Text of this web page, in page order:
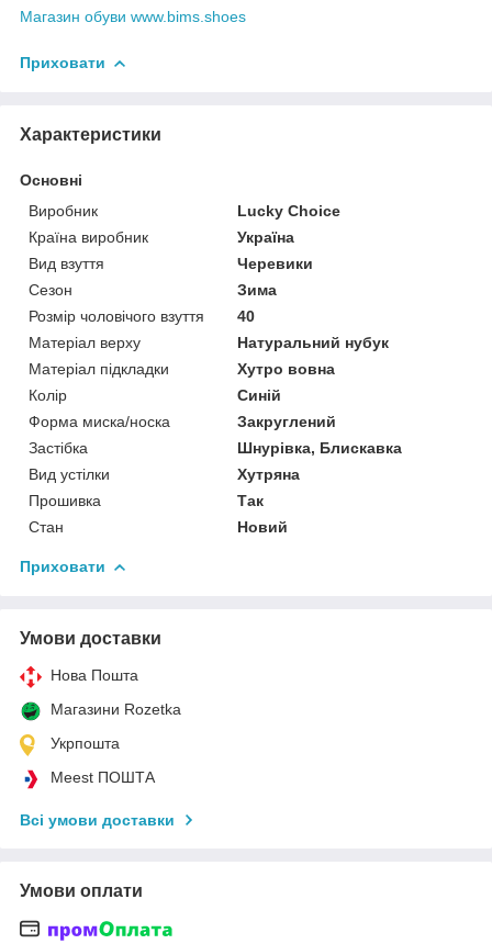
Магазин обуви www.bims.shoes
Приховати
Характеристики
Основні
Виробник
Lucky Choice
Країна виробник
Україна
Вид взуття
Черевики
Сезон
Зима
Розмір чоловічого взуття
40
Матеріал верху
Натуральний нубук
Матеріал підкладки
Хутро вовна
Колір
Синій
Форма миска/носка
Закруглений
Застібка
Шнурівка, Блискавка
Вид устілки
Хутряна
Прошивка
Так
Стан
Новий
Приховати
Умови доставки
Нова Пошта
Магазини Rozetka
Укрпошта
Meest ПОШТА
Всі умови доставки
Умови оплати